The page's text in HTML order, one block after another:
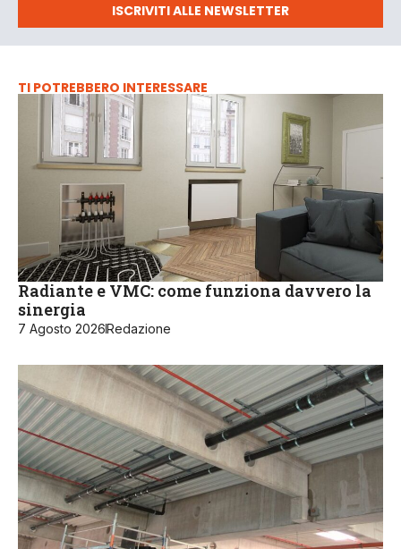
ISCRIVITI ALLE NEWSLETTER
TI POTREBBERO INTERESSARE
Radiante e VMC: come funziona davvero la
sinergia
7 Agosto 2026Redazione